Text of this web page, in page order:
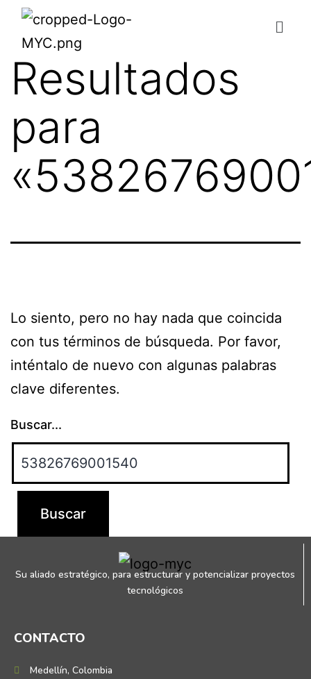
Resultados
para
«
Lo siento, pero no hay nada que coincida
con tus términos de búsqueda. Por favor,
inténtalo de nuevo con algunas palabras
clave diferentes.
Buscar...
Su aliado estratégico, para estructurar y potencializar proyectos
tecnológicos
CONTACTO
Medellín, Colombia